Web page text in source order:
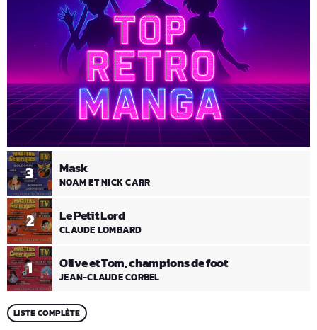
1 Olive et Tom, champions de foot
JEAN-CLAUDE CORBEL
2 Le Petit Lord
CLAUDE LOMBARD
3 Mask
NOAM ET NICK CARR
LISTE COMPLÈTE